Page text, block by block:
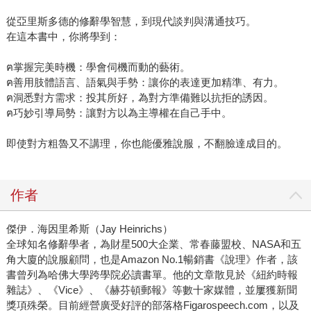
從亞里斯多德的修辭學智慧，到現代談判與溝通技巧。
在這本書中，你將學到：
ฅ掌握完美時機：學會伺機而動的藝術。
ฅ善用肢體語言、語氣與手勢：讓你的表達更加精準、有力。
ฅ洞悉對方需求：投其所好，為對方準備難以抗拒的誘因。
ฅ巧妙引導局勢：讓對方以為主導權在自己手中。
即使對方粗魯又不講理，你也能優雅說服，不翻臉達成目的。
作者
傑伊．海因里希斯（Jay Heinrichs）
全球知名修辭學者，為財星500大企業、常春藤盟校、NASA和五
角大廈的說服顧問，也是Amazon No.1暢銷書《說理》作者，該
書曾列為哈佛大學跨學院必讀書單。他的文章散見於《紐約時報
雜誌》、《Vice》、《赫芬頓郵報》等數十家媒體，並屢獲新聞
獎項殊榮。目前經營廣受好評的部落格Figarospeech.com，以及